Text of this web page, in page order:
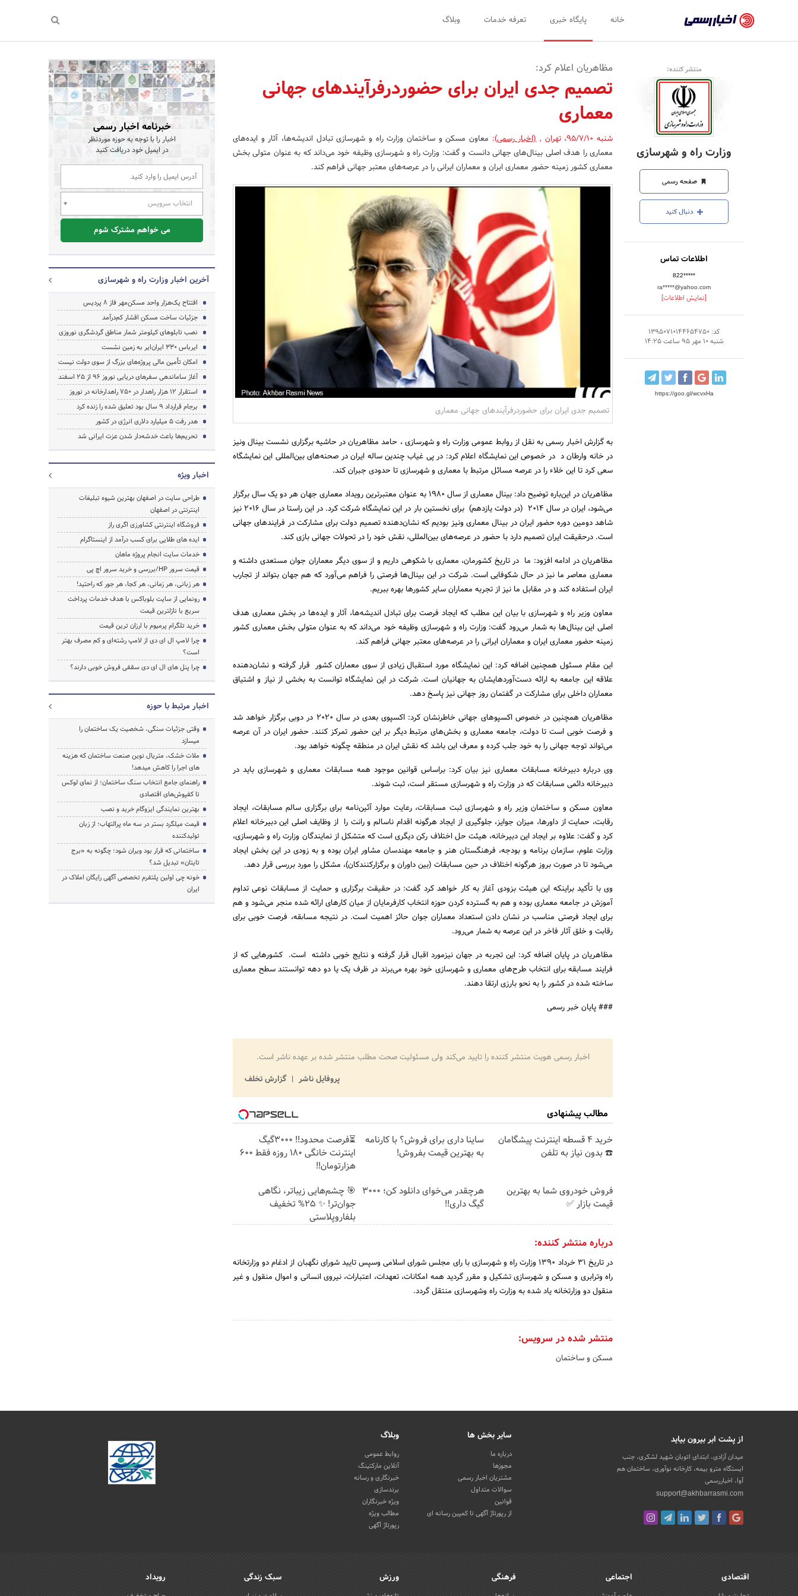
رسمی
-
اخبار
تایید
شده
شرکت‌ها،
سازمان‌ها
و
روابط
عمومی‌ها
خانه پایگاه خبری تعرفه خدمات وبلاگ
منتشر کننده:
وزارت راه و شهرسازی
صفحه رسمی
دنبال کنید
اطلاعات تماس
822*****
ra*****@yahoo.com
[نمایش اطلاعات]
کد: 13950710144654750
شنبه 10 مهر 95 ساعت 14:25
https://goo.gl/wcvxHa
مظاهریان اعلام کرد:
تصمیم جدی ایران برای حضوردرفرآیندهای جهانی
معماری
شنبه 95/7/10 ،تهران ,(اخبار رسمی): معاون مسکن و ساختمان وزارت راه و شهرسازی تبادل اندیشه‌ها، آثار و ایده‌های
معماری را هدف اصلی بینال‌‌های جهانی دانست و گفت: وزارت راه و شهرسازی وظیفه خود می‌داند که به عنوان متولی بخش
معماری کشور زمینه حضور معماری ایران و معماران ایرانی را در عرصه‌های معتبر جهانی فراهم کند.
تصمیم جدی ایران برای حضوردرفرآیندهای جهانی معماری
به گزارش اخبار رسمی به نقل از روابط عمومی وزارت راه و شهرسازی ، حامد مظاهریان در حاشیه برگزاری نشست بینال ونیز
در خانه وارطان د در خصوص این نمایشگاه اعلام کرد: در پی غیاب چندین ساله ایران در صحنه‌های بین‌المللی این نمایشگاه
سعی ‌کرد تا این خلاء را در عرصه مسائل مرتبط با معماری و شهرسازی تا حدودی جبران کند.
مظاهریان در این‌باره توضیح داد: بینال معماری از سال 1980 به عنوان معتبرترین رویداد معماری جهان هر دو یک سال برگزار
می‌شود، ایران در سال 2014 (در دولت یازدهم) برای نخستین بار در این نمایشگاه شرکت کرد. در این راستا در سال 2016 نیز
شاهد دومین دوره حضور ایران در بینال معماری ونیز بودیم که نشان‌دهنده تصمیم دولت برای مشارکت در فرایندهای جهانی
است. درحقیقت ایران تصمیم دارد با حضور در عرصه‌های بین‌المللی، نقش خود را در تحولات جهانی بازی کند.
مظاهریان در ادامه افزود: ما در تاریخ کشورمان، معماری با شکوهی داریم و از سوی دیگر معماران جوان مستعدی داشته و
معماری معاصر ما نیز در حال شکوفایی است. شرکت در این بینال‌ها فرصتی را فراهم می‌آورد که هم جهان بتواند از تجارب
ایران استفاده کند و در مقابل ما نیز از تجربه معماران سایر کشورها بهره ببریم.
معاون وزیر راه و شهرسازی با بیان این مطلب که ایجاد فرصت برای تبادل اندیشه‌ها، آثار و ایده‌ها در بخش معماری هدف
اصلی این بینال‌ها به شمار می‌رود گفت: وزارت راه و شهرسازی وظیفه خود می‌داند که به عنوان متولی بخش معماری کشور
زمینه حضور معماری ایران و معماران ایرانی را در عرصه‌های معتبر جهانی فراهم کند.
این مقام مسئول همچنین اضافه کرد: این نمایشگاه مورد استقبال زیادی از سوی معماران کشور قرار گرفته و نشان‌دهنده
علاقه این جامعه به ارائه دست‌آوردهایشان به جهانیان است. شرکت در این نمایشگاه توانست به بخشی از نیاز و اشتیاق
معماران داخلی برای مشارکت در گفتمان روز جهانی نیز پاسخ دهد.
مظاهریان همچنین در خصوص اکسپوهای جهانی خاطرنشان کرد: اکسپوی بعدی در سال 2020 در دوبی برگزار خواهد شد
و فرصت خوبی است تا دولت، جامعه معماری و بخش‌های مرتبط دیگر بر این حضور تمرکز کنند. حضور ایران در آن عرصه
می‌تواند توجه جهانی را به خود جلب کرده و معرف این باشد که نقش ایران در منطقه چگونه خواهد بود.
وی درباره دبیرخانه مسابقات معماری نیز بیان کرد: براساس قوانین موجود همه مسابقات معماری و شهرسازی باید در
دبیرخانه دائمی مسابقات که در وزارت راه و شهرسازی مستقر است، ثبت شوند.
معاون مسکن و ساختمان وزیر راه و شهرسازی ثبت مسابقات، رعایت موارد آئین‌نامه برای برگزاری سالم مسابقات، ایجاد
رقابت، حمایت از داورها، میزان جوایز، جلوگیری از ایجاد هرگونه اقدام ناسالم و رانت را از وظایف اصلی این دبیرخانه اعلام
کرد و گفت: علاوه بر ایجاد این دبیرخانه، هیئت حل اختلاف رکن دیگری است که متشکل از نمایندگان وزارت راه و شهرسازی،
وزارت علوم، سازمان برنامه و بودجه، فرهنگستان هنر و جامعه مهندسان مشاور ایران بوده و به زودی در این بخش ایجاد
می‌شود تا در صورت بروز هرگونه اختلاف در حین مسابقات (بین داوران و برگزارکنندکان)، مشکل را مورد بررسی قرار دهد.
وی با تأکید براینکه این هیئت بزودی آغاز به کار خواهد کرد گفت: در حقیقت برگزاری و حمایت از مسابقات نوعی تداوم
آموزش در جامعه معماری بوده و هم به گسترده کردن حوزه انتخاب کارفرمایان از میان کارهای ارائه شده منجر می‌شود و هم
برای ایجاد فرصتی مناسب در نشان دادن استعداد معماران جوان حائز اهمیت است. در نتیجه مسابقه، فرصت خوبی برای
رقابت و خلق آثار فاخر در این عرصه به شمار می‌رود.
مظاهریان در پایان اضافه کرد: این تجربه در جهان نیزمورد اقبال قرار گرفته و نتایج خوبی داشته است. کشورهایی که از
فرایند مسابقه برای انتخاب طرح‌های معماری و شهرسازی خود بهره می‌برند در ظرف یک یا دو دهه توانستند سطح معماری
ساخته شده در کشور را به نحو بارزی ارتقا دهند.
### پایان خبر رسمی
اخبار رسمی هویت منتشر کننده را تایید می‌کند ولی مسئولیت صحت مطلب منتشر شده بر عهده ناشر است.
پروفایل ناشر
گزارش تخلف
مطالب پیشنهادی
خرید 4 قسطه اینترنت پیشگامان
☎️ بدون نیاز به تلفن
ساینا داری برای فروش؟ با کارنامه
به بهترین قیمت بفروش!
⏳فرصت محدود!! 3000گیگ
اینترنت خانگی 180 روزه فقط 600
هزارتومان!!
فروش خودروی شما به بهترین
قیمت بازار ✅
هرچقدر می‌خوای دانلود کن؛ 3000
گیگ داری!!
🎯 چشم‌هایی زیباتر، نگاهی
جوان‌تر! ✨ 25% تخفیف
بلفاروپلاستی
درباره منتشر کننده:
در تاریخ 31 خرداد 1390 وزارت راه و شهرسازی با رای مجلس شورای اسلامی وسپس تایید شورای نگهبان از ادغام دو وزارتخانه
راه وترابری و مسکن و شهرسازی تشکیل و مقرر گردید همه امکانات، تعهدات، اعتبارات، نیروی انسانی و اموال منقول و غیر
منقول دو وزارتخانه یاد شده به وزارت راه وشهرسازی منتقل گردد.
منتشر شده در سرویس:
مسکن و ساختمان
خبرنامه اخبار رسمی
اخبار را با توجه به حوزه موردنظر
در ایمیل خود دریافت کنید
انتخاب سرویس
می خواهم مشترک شوم
آخرین اخبار وزارت راه و شهرسازی
افتتاح یک‌هزار واحد مسکن‌مهر فاز ۸ پردیس
جزئیات ساخت مسکن اقشار کم‌درآمد
نصب تابلوهای کیلومتر شمار مناطق گردشگری نوروزی
ایرباس ۳۳۰ ایران‌ایر به زمین نشست
امکان تأمین مالی پروژه‌های بزرگ از سوی دولت نیست
آغاز ساماندهی سفرهای دریایی نوروز ۹۶ از ۲۵ اسفند‌
استقرار ۱۲ هزار راهدار در ۷۵۰ راهدارخانه در نوروز
برجام قرارداد ۹ سال بود تعلیق شده را زنده کرد
هدر رفت ۵ میلیارد دلاری انرژی در کشور
تحریم‌ها باعث خدشه‌دار شدن عزت ایرانی شد
اخبار ویژه
طراحی سایت در اصفهان بهترین شیوه تبلیغات
اینترنتی در اصفهان
فروشگاه اینترنتی کشاورزی اگری راز
ایده های طلایی برای کسب درآمد از اینستاگرام
خدمات سایت انجام پروژه ماهان
قیمت سرور HP/بررسی و خرید سرور اچ پی
هر زبانی، هر زمانی، هر کجا، هر جور که راحتید!
رونمایی از سایت بلوباکس با هدف خدمات پرداخت
سریع با نازلترین قیمت
خرید تلگرام پرمیوم با ارزان ترین قیمت
چرا لامپ ال ای دی از لامپ رشته‌ای و کم مصرف بهتر
است؟
چرا پنل های ال ای دی سقفی فروش خوبی دارند؟
اخبار مرتبط با حوزه
وقتی جزئیات سنگی، شخصیت یک ساختمان را
میسازد
ملات خشک، متریال نوین صنعت ساختمان که هزینه‌
های اجرا را کاهش میدهد!
راهنمای جامع انتخاب سنگ ساختمان؛ از نمای لوکس
تا کفپوش‌های اقتصادی
بهترین نمایندگی ایزوگام خرید و نصب
قیمت میلگرد بستر در سه ماه پرالتهاب؛ از زبان
تولیدکننده
ساختمانی که قرار بود ویران شود؛ چگونه به «برج
تایتان» تبدیل شد؟
خونه چی اولین پلتفرم تخصصی آگهی رایگان املاک در
ایران
از پشت ابر بیرون بیاید
میدان آزادی، ابتدای اتوبان شهید لشکری، جنب
ایستگاه مترو بیمه، کارخانه نوآوری، ساختمان هم
آوا، اخباررسمی
support@akhbarrasmi.com
سایر بخش ها
درباره ما
مجوزها
مشتریان اخبار رسمی
سوالات متداول
قوانین
از رپورتاژ آگهی تا کمپین رسانه ای
وبلاگ
روابط عمومی
آنلاین مارکتینگ
خبرنگاری و رسانه
برندسازی
ویژه خبرنگاران
مطالب ویژه
رپورتاژ آگهی
اقتصادی اجتماعی فرهنگی ورزش سبک زندگی رویداد